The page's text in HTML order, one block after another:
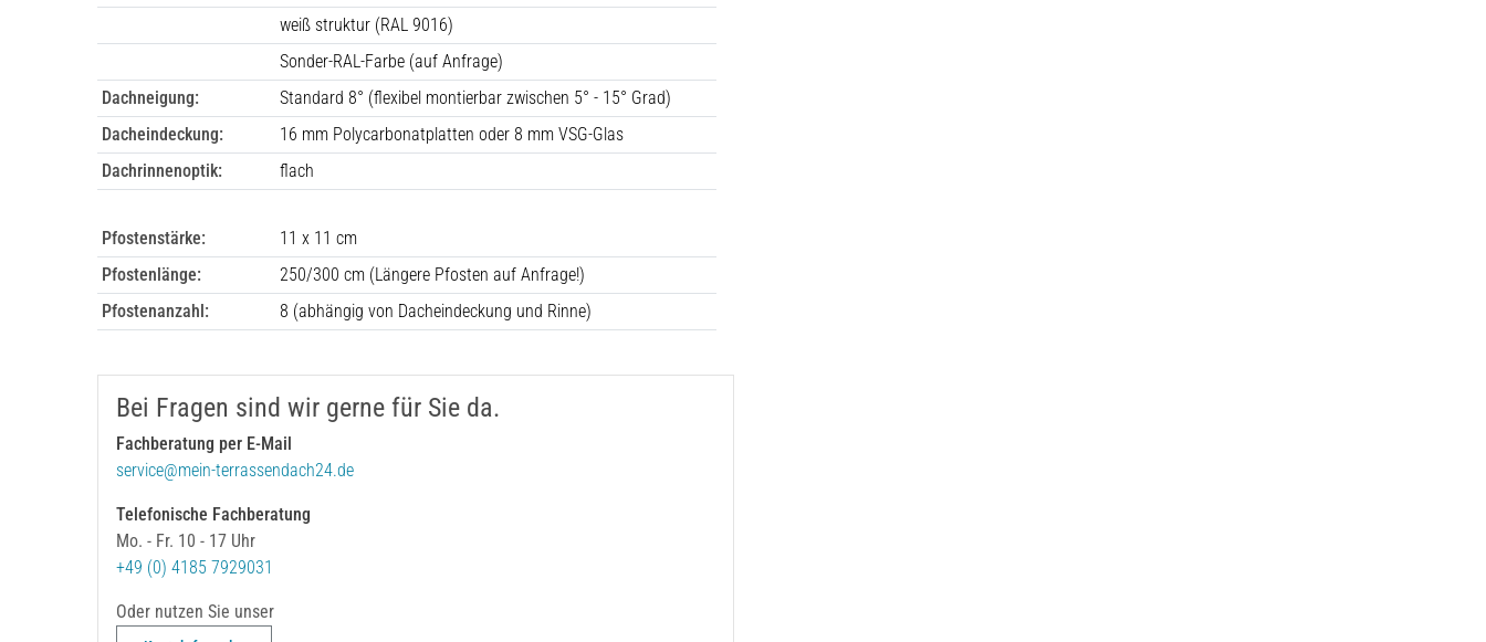
weiß struktur (RAL 9016)
Sonder-RAL-Farbe (auf Anfrage)
Dachneigung:
Standard 8° (flexibel montierbar zwischen 5° - 15° Grad)
Dacheindeckung:
16 mm Polycarbonatplatten oder 8 mm VSG-Glas
Dachrinnenoptik:
flach
Pfostenstärke:
11 x 11 cm
Pfostenlänge:
250/300 cm (Längere Pfosten auf Anfrage!)
Pfostenanzahl:
8 (abhängig von Dacheindeckung und Rinne)
Bei Fragen sind wir gerne für Sie da.
Fachberatung per E-Mail
service@mein-terrassendach24.de
Telefonische Fachberatung
Mo. - Fr. 10 - 17 Uhr
+49 (0) 4185 7929031
Oder nutzen Sie unser